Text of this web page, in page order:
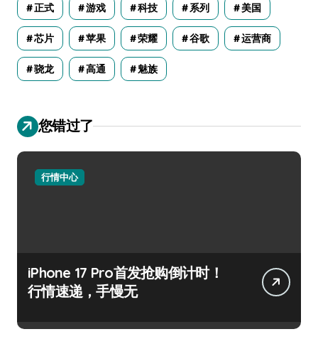
正式 游戏 科技 系列 美国
芯片 苹果 荣耀 谷歌 运营商
骁龙 高通 魅族
您错过了
行情中心
iPhone 17 Pro首发抢购倒计时！
行情速递，手慢无